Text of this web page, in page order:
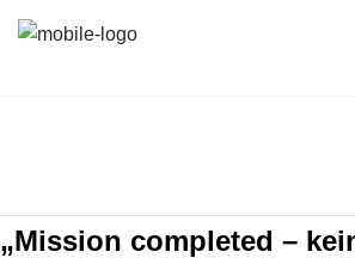
„Mission completed –